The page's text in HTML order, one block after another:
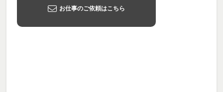
お仕事のご依頼はこちら